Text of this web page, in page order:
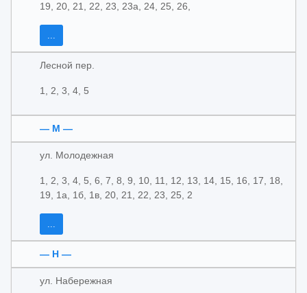
19, 20, 21, 22, 23, 23а, 24, 25, 26,
...
Лесной пер.
1, 2, 3, 4, 5
— М —
ул. Молодежная
1, 2, 3, 4, 5, 6, 7, 8, 9, 10, 11, 12, 13, 14, 15, 16, 17, 18,
19, 1а, 1б, 1в, 20, 21, 22, 23, 25, 2
...
— Н —
ул. Набережная